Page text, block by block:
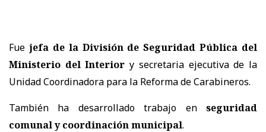
Fue jefa de la División de Seguridad Pública del
Ministerio del Interior y secretaria ejecutiva de la
Unidad Coordinadora para la Reforma de Carabineros.
También ha desarrollado trabajo en seguridad
comunal y coordinación municipal.